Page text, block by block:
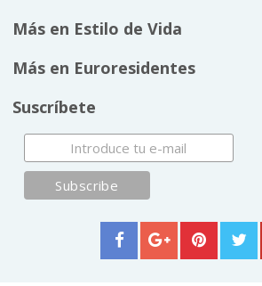
Más en Estilo de Vida
Más en Euroresidentes
Suscríbete